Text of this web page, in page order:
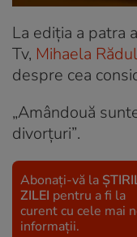
La ediția a patra
Tv, Mihaela
despre cea
„Amândouă
divorțuri”.
Abonați-vă la
ZILEI pentru a fi la
curent cu cele mai
informații.